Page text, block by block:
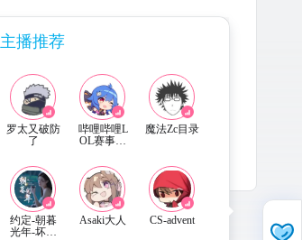
2025-6-5
主播推荐
罗太又破防
了
哔哩哔哩L
OL赛事直
魔法Zc目录
约定-朝暮
光年-坏男
Asaki大人 CS-advent